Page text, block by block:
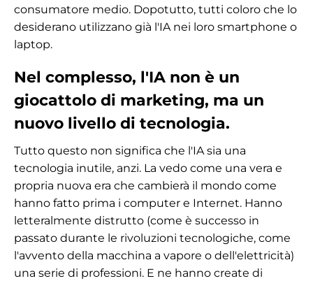
consumatore medio. Dopotutto, tutti coloro che lo
desiderano utilizzano già l'IA nei loro smartphone o
laptop.
Nel complesso, l'IA non è un
giocattolo di marketing, ma un
nuovo livello di tecnologia.
Tutto questo non significa che l'IA sia una
tecnologia inutile, anzi. La vedo come una vera e
propria nuova era che cambierà il mondo come
hanno fatto prima i computer e Internet. Hanno
letteralmente distrutto (come è successo in
passato durante le rivoluzioni tecnologiche, come
l'avvento della macchina a vapore o dell'elettricità)
una serie di professioni. E ne hanno create di